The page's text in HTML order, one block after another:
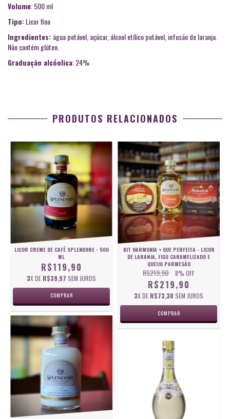
Volume: 500 ml
Tipo:Licor fino
Ingredientes: água potável, açúcar, álcool etílico potável, infusão de laranja.
Não contém glúten.
Graduação alcóolica: 24%
PRODUTOS RELACIONADOS
LICOR CREME DE CAFÉ SPLENDORE - 500
ML
R$119,90
3X DE R$39,97 SEM JUROS
KIT HARMONIA + QUE PERFEITA - LICOR
DE LARANJA, FIGO CARAMELIZADO E
QUEIJO PARMESÃO
R$219,90 8% OFF
R$219,90
3X DE R$73,30 SEM JUROS